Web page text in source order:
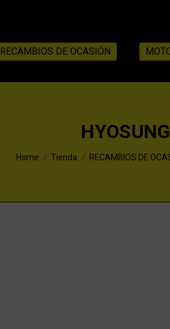
RECAMBIOS DE OCASIÓN
You are here:
Home Tienda RECAMBIOS DE